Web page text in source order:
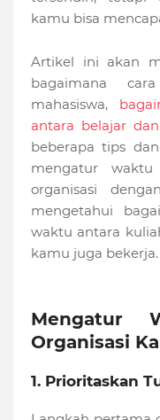
kamu bisa
Artikel ini akan
bagaimana
mahasiswa,
antara belajar
beberapa tips
mengatur
organisasi
mengetahui
waktu antara
kamu juga bekerja.
Mengatur
Organisasi
1. Prioritaskan